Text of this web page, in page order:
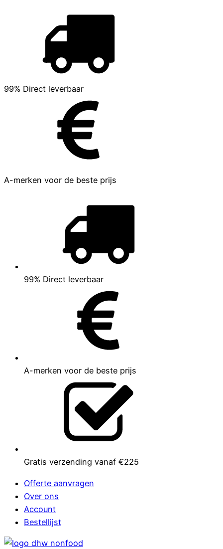
99% Direct leverbaar
A-merken voor de beste prijs
99% Direct leverbaar
A-merken voor de beste prijs
Gratis verzending vanaf €225
Offerte aanvragen
Over ons
Account
Bestellijst